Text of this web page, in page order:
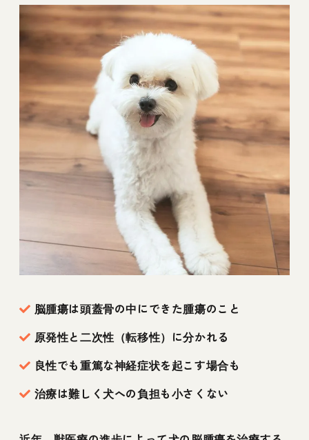
脳腫瘍は頭蓋骨の中にできた腫瘍のこと
原発性と二次性（転移性）に分かれる
良性でも重篤な神経症状を起こす場合も
治療は難しく犬への負担も小さくない